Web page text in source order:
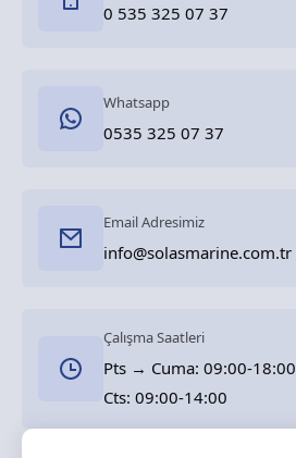
0 535 325 07 37
Whatsapp
0535 325 07 37
Email Adresimiz
info@solasmarine.com.tr
Çalışma Saatleri
Pts → Cuma: 09:00-18:00
Cts: 09:00-14:00